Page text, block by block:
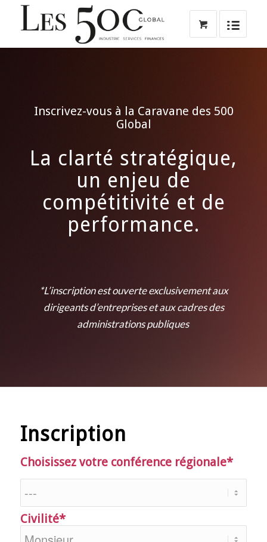
Inscrivez-vous à la Caravane des 500
Global
La clarté stratégique,
un enjeu de
compétitivité et de
performance.
*L’inscription est ouverte exclusivement aux
dirigeants d’entreprises et aux cadres des
administrations publiques
Inscription
Choisissez votre conférence régionale*
Civilité*